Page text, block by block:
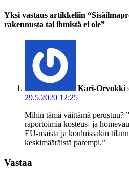
Yksi vastaus artikkeliin
rakennusta tai ihmistä ei ole”
Kari-Orvokki
29.5.2020 12:25
Mihin tämä väittämä perustuu?
raportoimia kosteus- ja
EU-maista ja kouluissakin
keskimääräistä parempi.”
Vastaa